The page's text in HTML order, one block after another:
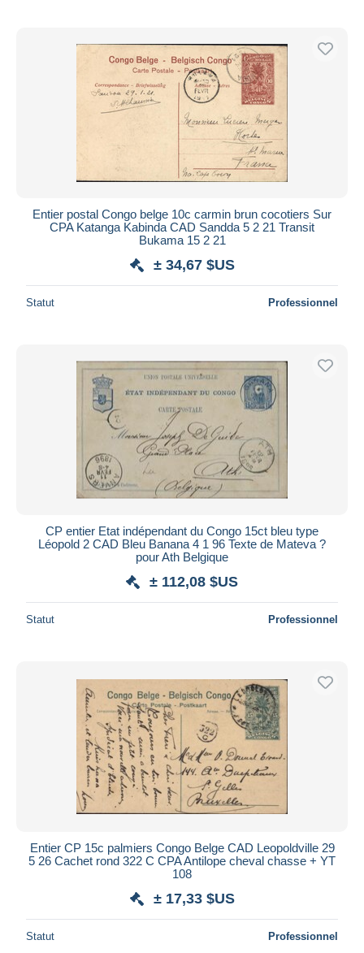
Entier postal Congo belge 10c carmin brun cocotiers Sur
CPA Katanga Kabinda CAD Sandda 5 2 21 Transit
Bukama 15 2 21
± 34,67 $US
Statut Professionnel
CP entier Etat indépendant du Congo 15ct bleu type
Léopold 2 CAD Bleu Banana 4 1 96 Texte de Mateva ?
pour Ath Belgique
± 112,08 $US
Statut Professionnel
Entier CP 15c palmiers Congo Belge CAD Leopoldville 29
5 26 Cachet rond 322 C CPA Antilope cheval chasse + YT
108
± 17,33 $US
Statut Professionnel